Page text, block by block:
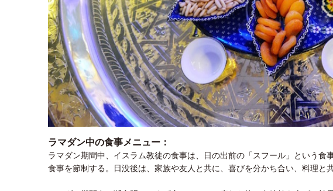
ラマダン中の食事メニュー：
ラマダン期間中、イスラム教徒の食事は、日の出前の「スフール」という
食事を節制する。日没後は、家族や友人と共に、喜びを分かち合い、料理と